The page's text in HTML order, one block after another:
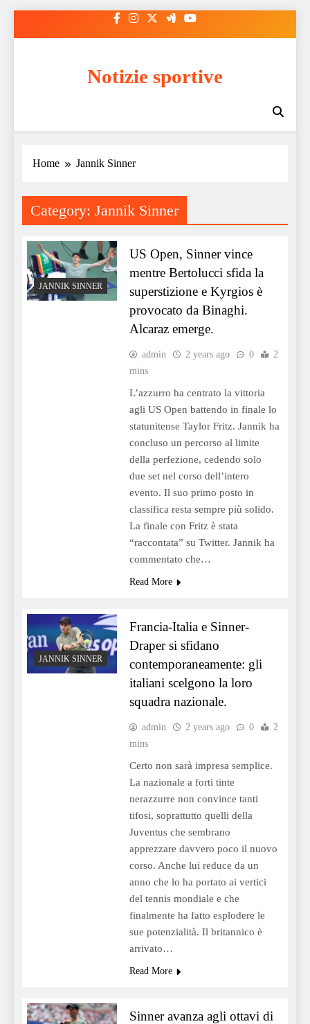
Notizie sportive
Home Jannik Sinner
Category: Jannik Sinner
JANNIK SINNER
US Open, Sinner vince
mentre Bertolucci sfida la
superstizione e Kyrgios è
provocato da Binaghi.
Alcaraz emerge.
admin 2 years ago 0
2
mins
L’azzurro ha centrato la vittoria
agli US Open battendo in finale lo
statunitense Taylor Fritz. Jannik ha
concluso un percorso al limite
della perfezione, cedendo solo
due set nel corso dell’intero
evento. Il suo primo posto in
classifica resta sempre più solido.
La finale con Fritz è stata
“raccontata” su Twitter. Jannik ha
commentato che…
Read More
JANNIK SINNER
Francia-Italia e Sinner-
Draper si sfidano
contemporaneamente: gli
italiani scelgono la loro
squadra nazionale.
admin 2 years ago 0
2
mins
Certo non sarà impresa semplice.
La nazionale a forti tinte
nerazzurre non convince tanti
tifosi, soprattutto quelli della
Juventus che sembrano
apprezzare davvero poco il nuovo
corso. Anche lui reduce da un
anno che lo ha portato ai vertici
del tennis mondiale e che
finalmente ha fatto esplodere le
sue potenzialità. Il britannico è
arrivato…
Read More
Sinner avanza agli ottavi di